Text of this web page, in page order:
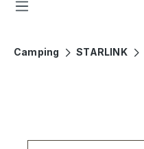
Camping STARLINK